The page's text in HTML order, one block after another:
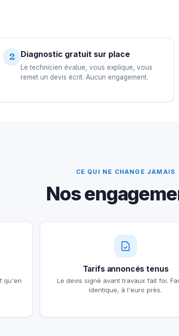
2 Diagnostic gratuit sur place
Le technicien évalue, vous explique, vous
remet un devis écrit. Aucun engagement.
CE QUI NE CHANGE JAMAIS
Nos
qu'en
Tarifs annoncés tenus
Le devis signé avant travaux fait foi.
identique, à l'euro près.